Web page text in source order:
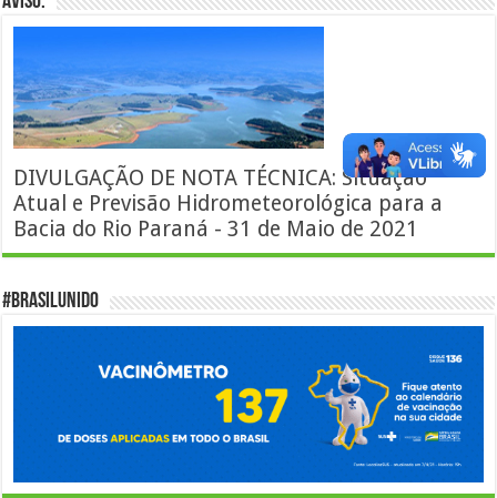
DIVULGAÇÃO DE NOTA TÉCNICA: Situação
Atual e Previsão Hidrometeorológica para a
Bacia do Rio Paraná - 31 de Maio de 2021
#BrasilUnido